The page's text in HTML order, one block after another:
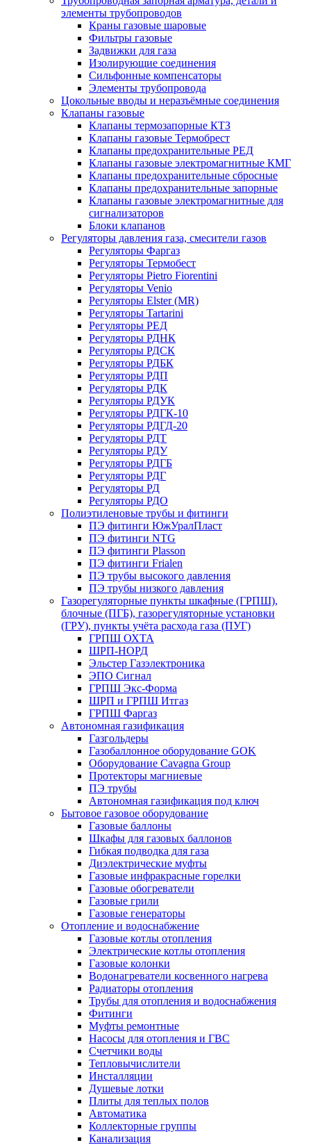
элементы трубопроводов
Краны газовые шаровые
Фильтры газовые
Задвижки для газа
Изолирующие соединения
Сильфонные компенсаторы
Элементы трубопровода
Цокольные вводы и неразъёмные соединения
Клапаны газовые
Клапаны термозапорные КТЗ
Клапаны газовые Термобрест
Клапаны предохранительные РЕД
Клапаны газовые электромагнитные КМГ
Клапаны предохранительные сбросные
Клапаны предохранительные запорные
Клапаны газовые электромагнитные для
сигнализаторов
Блоки клапанов
Регуляторы давления газа, смесители газов
Регуляторы Фаргаз
Регуляторы Термобест
Регуляторы Pietro Fiorentini
Регуляторы Venio
Регуляторы Elster (MR)
Регуляторы Tartarini
Регуляторы РЕД
Регуляторы РДНК
Регуляторы РДСК
Регуляторы РДБК
Регуляторы РДП
Регуляторы РДК
Регуляторы РДУК
Регуляторы РДГК-10
Регуляторы РДГД-20
Регуляторы РДТ
Регуляторы РДУ
Регуляторы РДГБ
Регуляторы РДГ
Регуляторы РД
Регуляторы РДО
Полиэтиленовые трубы и фитинги
ПЭ фитинги ЮжУралПласт
ПЭ фитинги NTG
ПЭ фитинги Plasson
ПЭ фитинги Frialen
ПЭ трубы высокого давления
ПЭ трубы низкого давления
Газорегуляторные пункты шкафные (ГРПШ),
блочные (ПГБ), газорегуляторные установки
(ГРУ), пункты учёта расхода газа (ПУГ)
ГРПШ ОХТА
ШРП-НОРД
Эльстер Газэлектроника
ЭПО Сигнал
ГРПШ Экс-Форма
ШРП и ГРПШ Итгаз
ГРПШ Фаргаз
Автономная газификация
Газгольдеры
Газобаллонное оборудование GOK
Оборудование Cavagna Group
Протекторы магниевые
ПЭ трубы
Автономная газификация под ключ
Бытовое газовое оборудование
Газовые баллоны
Шкафы для газовых баллонов
Гибкая подводка для газа
Диэлектрические муфты
Газовые инфракрасные горелки
Газовые обогреватели
Газовые грили
Газовые генераторы
Отопление и водоснабжение
Газовые котлы отопления
Электрические котлы отопления
Газовые колонки
Водонагреватели косвенного нагрева
Радиаторы отопления
Трубы для отопления и водоснабжения
Фитинги
Муфты ремонтные
Насосы для отопления и ГВС
Счетчики воды
Тепловычислители
Инсталляции
Душевые лотки
Плиты для теплых полов
Автоматика
Коллекторные группы
Канализация